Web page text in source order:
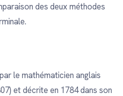
des deux méthodes
le mathématicien anglais
et décrite en 1784 dans son